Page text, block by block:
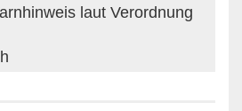
laut Verordnung